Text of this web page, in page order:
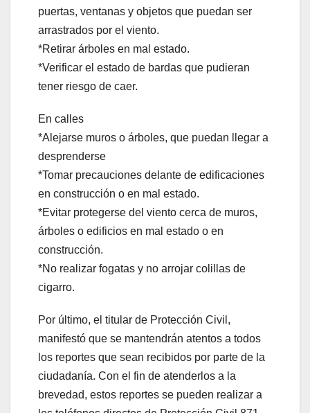
puertas, ventanas y objetos que puedan ser
arrastrados por el viento.
*Retirar árboles en mal estado.
*Verificar el estado de bardas que pudieran
tener riesgo de caer.
En calles
*Alejarse muros o árboles, que puedan llegar a
desprenderse
*Tomar precauciones delante de edificaciones
en construcción o en mal estado.
*Evitar protegerse del viento cerca de muros,
árboles o edificios en mal estado o en
construcción.
*No realizar fogatas y no arrojar colillas de
cigarro.
Por último, el titular de Protección Civil,
manifestó que se mantendrán atentos a todos
los reportes que sean recibidos por parte de la
ciudadanía. Con el fin de atenderlos a la
brevedad, estos reportes se pueden realizar a